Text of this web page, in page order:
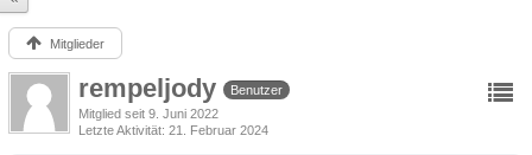
Mitglieder
rempeljody
Benutzer
Mitglied seit 9. Juni 2022
Letzte Aktivität 21. Februar 2024